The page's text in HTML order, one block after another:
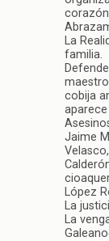
La
familia.
cobija
Jaime
López
La
La